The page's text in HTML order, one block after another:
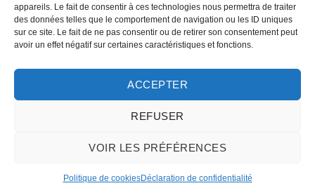
appareils. Le fait de consentir à ces technologies nous permettra de traiter
des données telles que le comportement de navigation ou les ID uniques
sur ce site. Le fait de ne pas consentir ou de retirer son consentement peut
avoir un effet négatif sur certaines caractéristiques et fonctions.
ACCEPTER
REFUSER
VOIR LES PRÉFÉRENCES
Politique de cookiesDéclaration de confidentialité